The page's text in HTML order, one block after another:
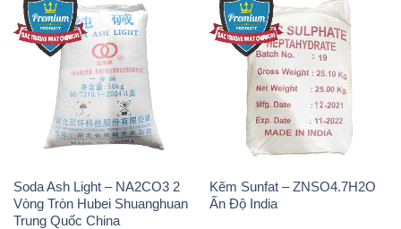
Soda Ash Light – NA2CO3 2
Vòng Tròn Hubei Shuanghuan
Trung Quốc China
Kẽm Sunfat – ZNSO4.7H2O
Ấn Độ India